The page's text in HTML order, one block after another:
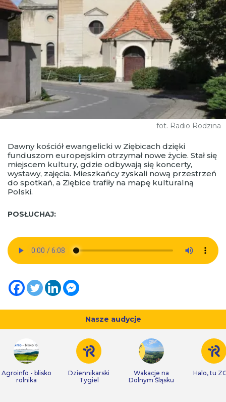
fot. Radio Rodzina
Dawny kościół ewangelicki w Ziębicach dzięki
funduszom europejskim otrzymał nowe życie. Stał się
miejscem kultury, gdzie odbywają się koncerty,
wystawy, zajęcia. Mieszkańcy zyskali nową przestrzeń
do spotkań, a Ziębice trafiły na mapę kulturalną
Polski.
POSŁUCHAJ:
Nasze audycje
Agroinfo - blisko
rolnika
Dziennikarski
Tygiel
Wakacje na
Dolnym Śląsku
Halo, tu